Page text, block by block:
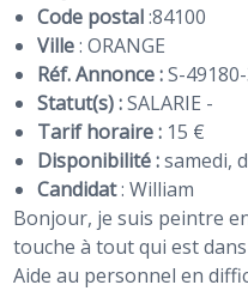
Code postal:84100
Ville: ORANGE
Réf. Annonce :S-
Statut(s) :SALARIE -
Tarif horaire : 15 €
Disponibilité :samedi,
Candidat:William
Bonjour, je suis peintre
touche à tout qui est
Aide au personnel en